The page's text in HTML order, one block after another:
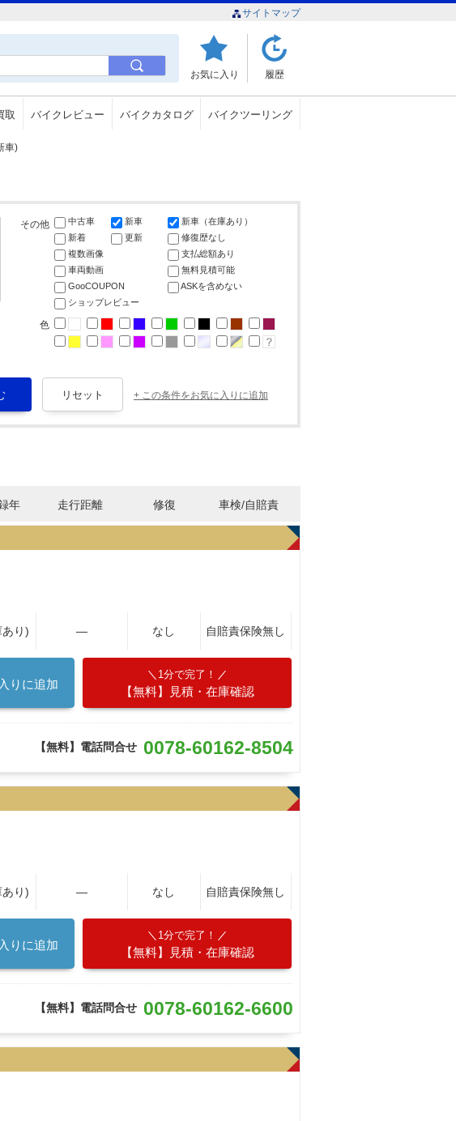
サイトマップ
お気に入り 履歴
取 バイクレビュー バイクカタログ バイクツーリング
車)
その他 中古車 新車
新車（在庫あり）
新着
更新
修復歴なし
複数画像
支払総額あり
車両動画
無料見積可能
GooCOUPON
ASKを含めない
ショップレビュー
色
+ この条件をお気に入りに追加
年 走行距離 修復 車検/自賠責
り) ― なし 自賠責保険無し
りに追加
1分で完了！
【無料】見積・在庫確認
【無料】電話問合せ 0078-60162-8504
り) ― なし 自賠責保険無し
りに追加
1分で完了！
【無料】見積・在庫確認
【無料】電話問合せ 0078-60162-6600